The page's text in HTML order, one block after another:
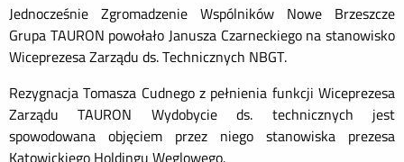
Jednocześnie Zgromadzenie Wspólników Nowe Brzeszcze
Grupa TAURON powołało Janusza Czarneckiego na stanowisko
Wiceprezesa Zarządu ds. Technicznych NBGT.
Rezygnacja Tomasza Cudnego z pełnienia funkcji Wiceprezesa
Zarządu TAURON Wydobycie ds. technicznych jest
spowodowana objęciem przez niego stanowiska prezesa
Katowickiego Holdingu Węglowego.